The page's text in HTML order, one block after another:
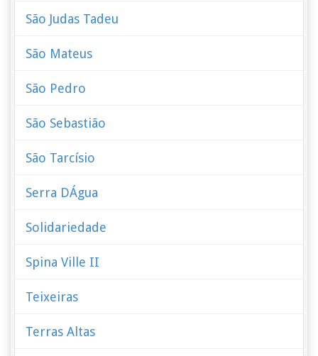
São Judas Tadeu
São Mateus
São Pedro
São Sebastião
São Tarcísio
Serra DÁgua
Solidariedade
Spina Ville II
Teixeiras
Terras Altas